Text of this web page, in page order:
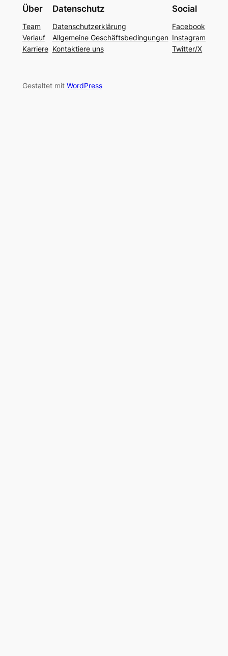
Über
Team
Verlauf
Karriere
Datenschutz
Datenschutzerklärung
Allgemeine Geschäftsbedingungen
Kontaktiere uns
Social
Facebook
Instagram
Twitter/X
Gestaltet mit WordPress